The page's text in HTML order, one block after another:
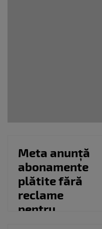
Meta anunță
abonamente
plătite fără
reclame
pentru